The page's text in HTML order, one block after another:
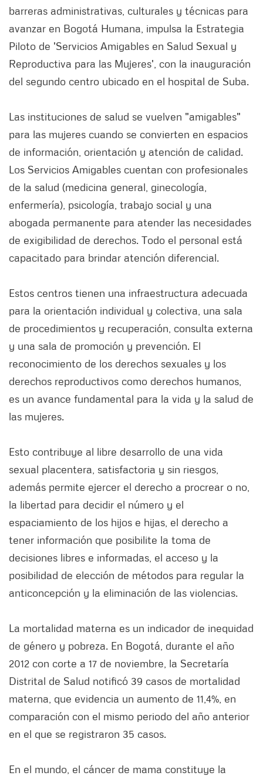
barreras administrativas, culturales y técnicas para
avanzar en Bogotá Humana, impulsa la Estrategia
Piloto de 'Servicios Amigables en Salud Sexual y
Reproductiva para las Mujeres', con la inauguración
del segundo centro ubicado en el hospital de Suba.
Las instituciones de salud se vuelven "amigables"
para las mujeres cuando se convierten en espacios
de información, orientación y atención de calidad.
Los Servicios Amigables cuentan con profesionales
de la salud (medicina general, ginecología,
enfermería), psicología, trabajo social y una
abogada permanente para atender las necesidades
de exigibilidad de derechos. Todo el personal está
capacitado para brindar atención diferencial.
Estos centros tienen una infraestructura adecuada
para la orientación individual y colectiva, una sala
de procedimientos y recuperación, consulta externa
y una sala de promoción y prevención. El
reconocimiento de los derechos sexuales y los
derechos reproductivos como derechos humanos,
es un avance fundamental para la vida y la salud de
las mujeres.
Esto contribuye al libre desarrollo de una vida
sexual placentera, satisfactoria y sin riesgos,
además permite ejercer el derecho a procrear o no,
la libertad para decidir el número y el
espaciamiento de los hijos e hijas, el derecho a
tener información que posibilite la toma de
decisiones libres e informadas, el acceso y la
posibilidad de elección de métodos para regular la
anticoncepción y la eliminación de las violencias.
La mortalidad materna es un indicador de inequidad
de género y pobreza. En Bogotá, durante el año
2012 con corte a 17 de noviembre, la Secretaría
Distrital de Salud notificó 39 casos de mortalidad
materna, que evidencia un aumento de 11,4%, en
comparación con el mismo periodo del año anterior
en el que se registraron 35 casos.
En el mundo, el cáncer de mama constituye la